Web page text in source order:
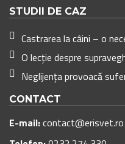
STUDII DE CAZ
Castrarea la câini – o
O lecție despre
Neglijența provoacă
CONTACT
E-mail:contact@erisvet.ro